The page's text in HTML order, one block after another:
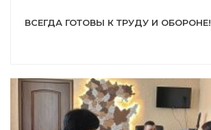
ВСЕГДА ГОТОВЫ К ТРУДУ И ОБОРОНЕ!